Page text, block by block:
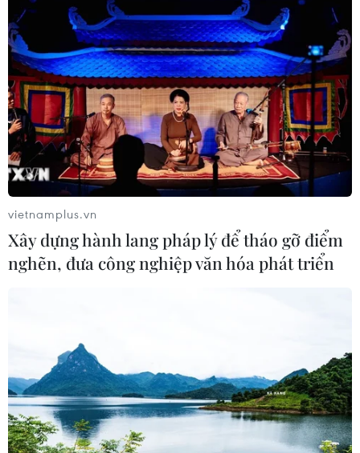
vietnamplus.vn
Xây dựng hành lang pháp lý để tháo gỡ điểm
nghẽn, đưa công nghiệp văn hóa phát triển